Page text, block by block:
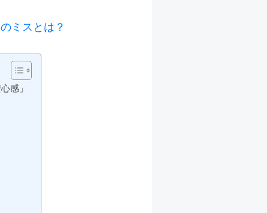
ミスとは？
感」